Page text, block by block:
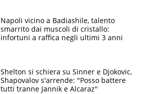
Napoli vicino a Badiashile, talento
smarrito dai muscoli di cristallo:
infortuni a raffica negli ultimi 3 anni
Shelton si schiera su Sinner e Djokovic,
Shapovalov s'arrende: "Posso battere
tutti tranne Jannik e Alcaraz"